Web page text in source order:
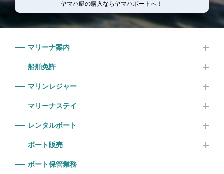
ヤマハ艇の購入ならヤマハボート へ！
マリーナ案内
船舶免許
マリンレジャー
マリーナステイ
レンタルボート
ボート販売
ボート保管業務